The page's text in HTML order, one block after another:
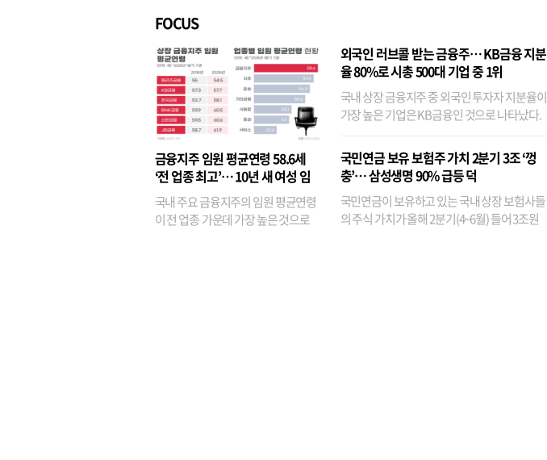
FOCUS
금융지주 임원 평균연령 58.6세
‘전 업종 최고’… 10년 새 여성 임
원은 14배 껑충
국내 주요 금융지주의 임원 평균연령
이 전 업종 가운데 가장 높은 것으로
외국인 러브콜 받는 금융주… KB금융 지분
율 80%로 시총 500대 기업 중 1위
국내 상장 금융지주 중 외국인 투자자 지분율이
가장 높은 기업은 KB금융인 것으로 나타났다.
융이었다. 특히 KB금융은 지난달 말 기준 해외
기관투자자 지분율이...
국민연금 보유 보험주 가치 2분기 3조 ‘껑
충’… 삼성생명 90% 급등 덕
국민연금이 보유하고 있는 국내 상장 보험사들
의 주식 가치가 올해 2분기(4~6월) 들어 3조원